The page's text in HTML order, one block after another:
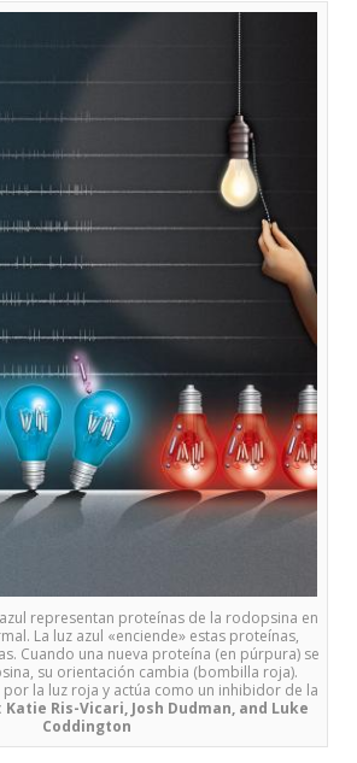
representan proteínas de la rodopsina en
La luz azul «enciende» estas proteínas,
Cuando una nueva proteína (en púrpura) se
su orientación cambia (bombilla roja).
por la luz roja y actúa como un inhibidor de la
Ris-Vicari, Josh Dudman, and Luke
Coddington